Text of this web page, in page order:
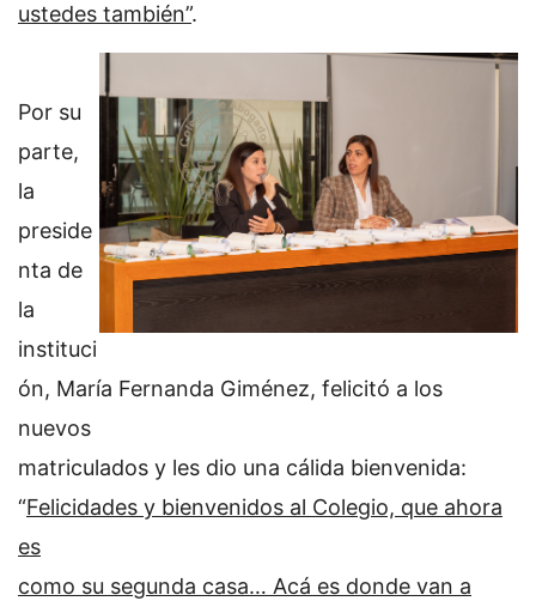
ustedes también”.
Por su
parte,
la
preside
nta de
la
instituci
ón, María Fernanda Giménez, felicitó a los
nuevos
matriculados y les dio una cálida bienvenida:
“Felicidades y bienvenidos al Colegio, que ahora
es
como su segunda casa… Acá es donde van a